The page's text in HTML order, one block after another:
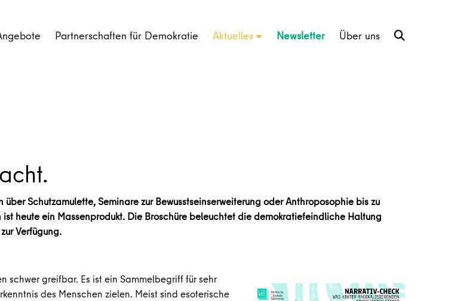
Partnerschaften für Demokratie Aktuelles Newsletter Über uns
Schutzamulette, Seminare zur Bewusstseinserweiterung oder Anthroposophie bis zu
heute ein Massenprodukt. Die Broschüre beleuchtet die demokratiefeindliche Haltung
Verfügung.
schwer greifbar. Es ist ein Sammelbegriff für sehr
des Menschen zielen. Meist sind esoterische